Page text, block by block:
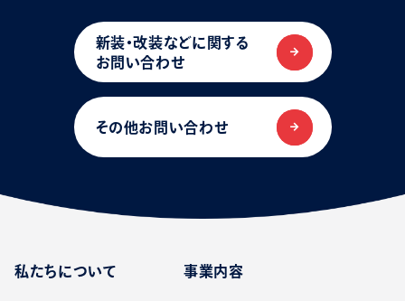
新装・改装などに関する
お問い合わせ
その他お問い合わせ
私たちについて 事業内容